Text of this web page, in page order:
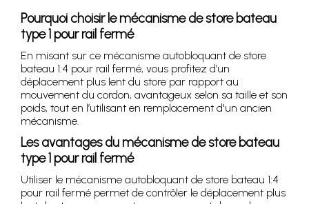
Pourquoi choisir le mécanisme de store bateau
type 1 pour rail fermé
En misant sur ce mécanisme autobloquant de store
bateau 1:4 pour rail fermé, vous profitez d’un
déplacement plus lent du store par rapport au
mouvement du cordon, avantageux selon sa taille et son
poids, tout en l’utilisant en remplacement d'un ancien
mécanisme.
Les avantages du mécanisme de store bateau
type 1 pour rail fermé
Utiliser le mécanisme autobloquant de store bateau 1:4
pour rail fermé permet de contrôler le déplacement plus